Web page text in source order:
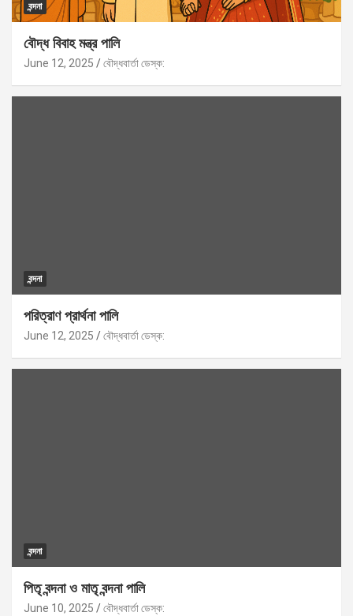
বন্দনা
বৌদ্ধ বিবাহ মন্ত্র পালি
June 12, 2025 বৌদ্ধবার্তা ডেস্ক:
বন্দনা
পরিত্রাণ প্রার্থনা পালি
June 12, 2025 বৌদ্ধবার্তা ডেস্ক:
বন্দনা
পিতৃ বন্দনা ও মাতৃ বন্দনা পালি
June 10, 2025 বৌদ্ধবার্তা ডেস্ক: